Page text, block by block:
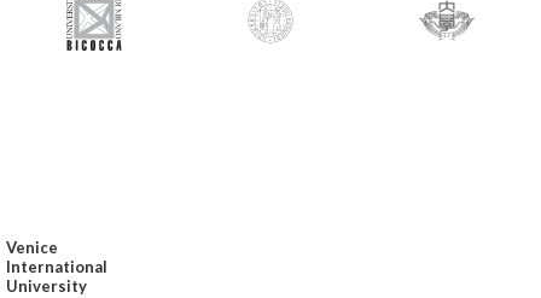
Venice
International
University